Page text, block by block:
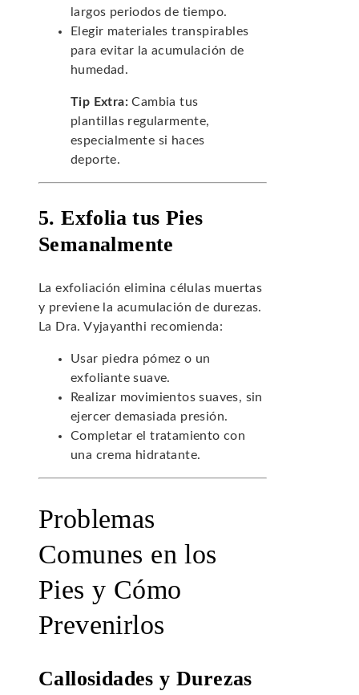
largos periodos de tiempo.
Elegir materiales transpirables
para evitar la acumulación de
humedad.
Tip Extra: Cambia tus
plantillas regularmente,
especialmente si haces
deporte.
5. Exfolia tus Pies
Semanalmente
La exfoliación elimina células muertas
y previene la acumulación de durezas.
La Dra. Vyjayanthi recomienda:
Usar piedra pómez o un
exfoliante suave.
Realizar movimientos suaves, sin
ejercer demasiada presión.
Completar el tratamiento con
una crema hidratante.
Problemas
Comunes en los
Pies y Cómo
Prevenirlos
Callosidades y Durezas